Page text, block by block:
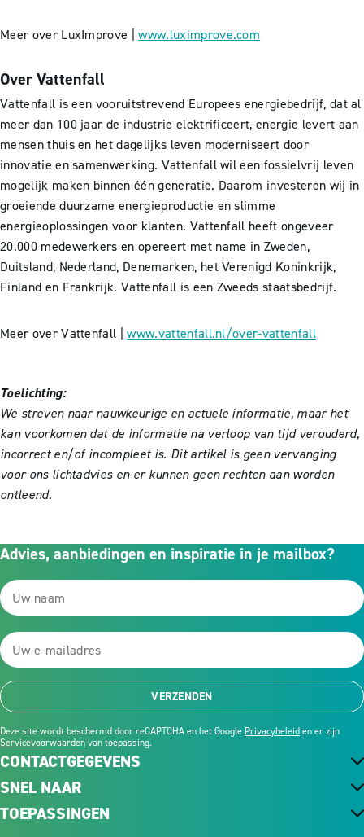
Meer over LuxImprove | www.luximprove.com
Over Vattenfall
Vattenfall is een vooruitstrevend Europees energiebedrijf, dat al
meer dan 100 jaar de industrie elektrificeert, energie levert aan
mensen thuis en het dagelijks leven moderniseert door
innovatie en samenwerking. Vattenfall wil een fossielvrij leven
mogelijk maken binnen één generatie. Daarom investeren wij in
groeiende duurzame energieproductie en slimme
energieoplossingen voor klanten. Vattenfall heeft ongeveer
20.000 medewerkers en opereert met name in Zweden,
Duitsland, Nederland, Denemarken, het Verenigd Koninkrijk,
Finland en Frankrijk. Vattenfall is een Zweeds staatsbedrijf.
Meer over Vattenfall | www.vattenfall.nl/over-vattenfall
Toelichting:
We streven naar nauwkeurige en actuele informatie, maar het
kan voorkomen dat de informatie na verloop van tijd verouderd,
incorrect en/of incompleet is. Dit artikel is geen vervanging
voor ons lichtadvies en er kunnen geen rechten aan worden
ontleend.
CONTACTGEGEVENS
Advies, aanbiedingen en inspiratie in je mailbox?
VERZENDEN
Deze site wordt beschermd door reCAPTCHA en het Google Privacybeleiden er zijn
Servicevoorwaardenvan toepassing.
SNEL NAAR
TOEPASSINGEN